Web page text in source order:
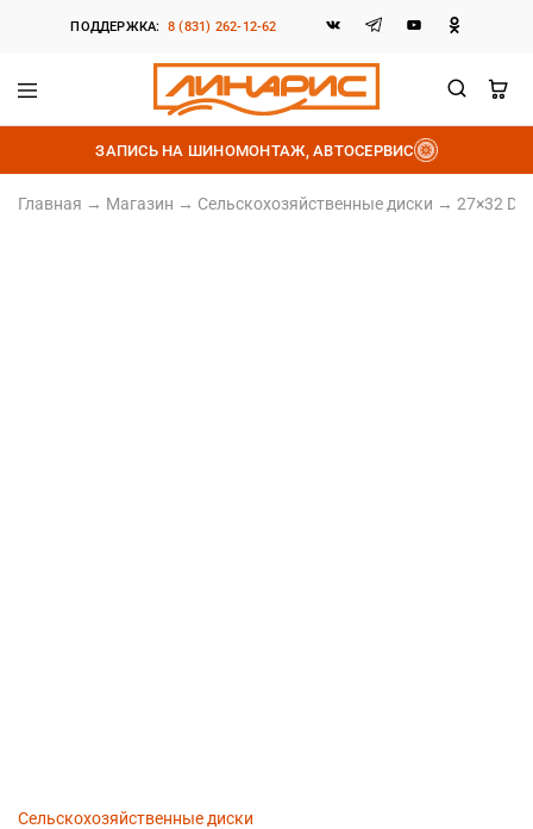
ПОДДЕРЖКА: 8 (831) 262-12-62
Линарис
Продажа
шин,
дисков
и
аккумуляторов
ЗАПИСЬ НА ШИНОМОНТАЖ, АВТОСЕРВИС
Главная → Магазин → Сельскохозяйственные диски → 27×32
Сельскохозяйственные диски